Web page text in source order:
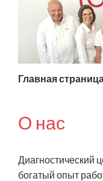
Главная
О нас
Диагностический
богатый опыт